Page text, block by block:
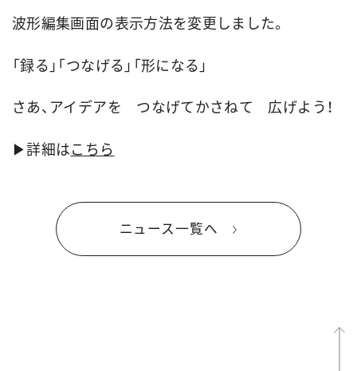
波形編集画面の表示方法を変更しました。
「録る」「つなげる」「形になる」
さあ、アイデアを つなげてかさねて 広げよう！
▶︎詳細はこちら
ニュース一覧へ